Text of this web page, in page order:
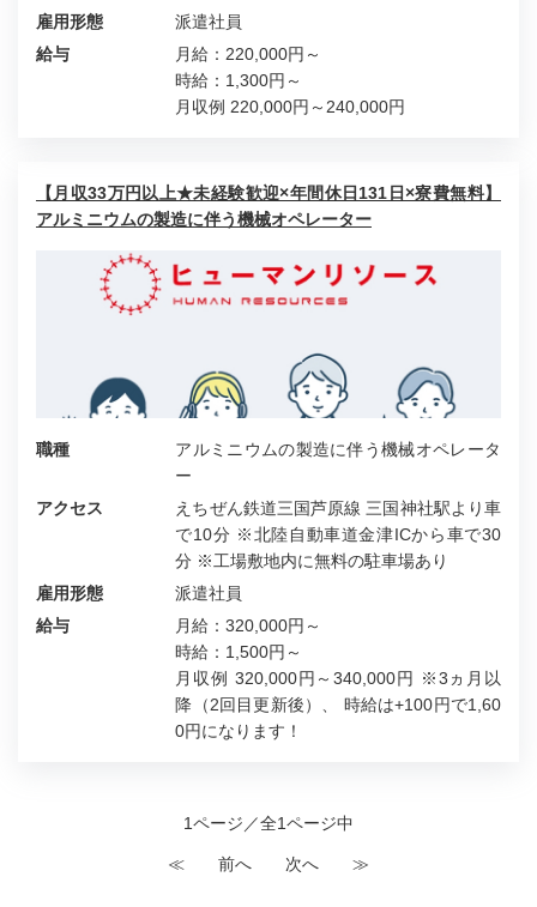
雇用形態
派遣社員
給与
月給：220,000円～
時給：1,300円～
月収例 220,000円～240,000円
【月収33万円以上★未経験歓迎×年間休日131日×寮費無料】
アルミニウムの製造に伴う機械オペレーター
職種
アルミニウムの製造に伴う機械オペレータ
ー
アクセス
えちぜん鉄道三国芦原線 三国神社駅より車
で10分 ※北陸自動車道金津ICから車で30
分 ※工場敷地内に無料の駐車場あり
雇用形態
派遣社員
給与
月給：320,000円～
時給：1,500円～
月収例 320,000円～340,000円 ※3ヵ月以
降（2回目更新後）、 時給は+100円で1,60
0円になります！
1ページ／全1ページ中
≪ 前へ 次へ ≫